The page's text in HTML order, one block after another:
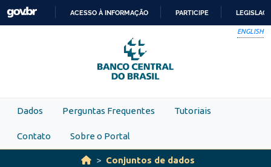
Skip to main content
PARA
O
CONTEÚDO
ACESSO À INFORMAÇÃO PARTICIPE
ENGLISH
Dados Perguntas Frequentes Tutoriais
Contato Sobre o Portal
Conjuntos de dados